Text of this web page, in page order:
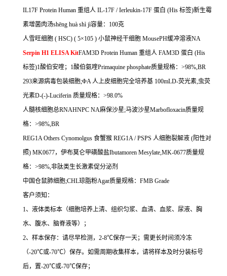
IL17F Protein Human 重组人 IL-17F / Ierleukin-17F 蛋白 (His 标签)新生霉
素增菌肉汤shēng huà shì jì容量： 100克
人雪旺细胞 ( HSC) ( 5×105 ) 小鼠神经干细胞 MousePH缓冲溶液NA
Serpin H1 ELISA KitFAM3D Protein Human 重组人 FAM3D 蛋白 (His
标签)1酸伯安喹； 1酸伯氨喹Primaquine phosphate质量规格： >98%,BR
293来源病毒包装细胞;ΦA人上皮细胞完全培养基 100mLD-荧光素,虫荧
光素D-(-)-Luciferin 质量规格： >98.0%
人髓核细胞总RNAHNPC NA麻保沙星;马波沙星Marbofloxacin质量规
格： >98%,BR
REG1A Others Cynomolgus 食蟹猴 REG1A / PSPS 人细胞裂解液 (阳性对
照) MK0677，伊布莫仑甲磺酸盐Ibutamoren Mesylate,MK-0677质量规
格： >98%,非肽类生长激素促分泌剂
中国仓鼠肺细胞;CHL琼脂粉Agar质量规格： FMB Grade
客户须知：
1、液体类标本（细胞培养上清、组织匀浆、血清、血浆、尿液、胸
水、腹水、脑脊液等）；
2、样本保存：请尽早检测， 2-8℃保存一天；需更长时间须冷冻
（-20℃或-70℃）保存。如需周期收集样本，请将样本及时分装标号
后，置-20℃或-70℃保存；